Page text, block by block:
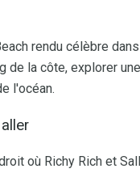
rendu célèbre
la côte, explorer
l'océan.
où Richy Rich et